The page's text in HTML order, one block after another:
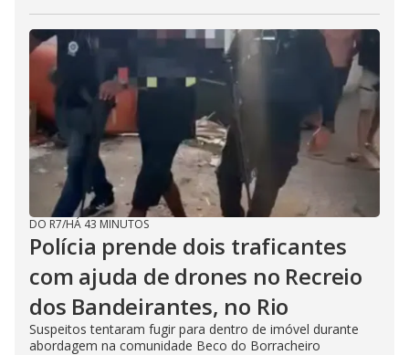
DO R7/HÁ 43 MINUTOS
Polícia prende dois traficantes
com ajuda de drones no Recreio
dos Bandeirantes, no Rio
Suspeitos tentaram fugir para dentro de imóvel durante
abordagem na comunidade Beco do Borracheiro